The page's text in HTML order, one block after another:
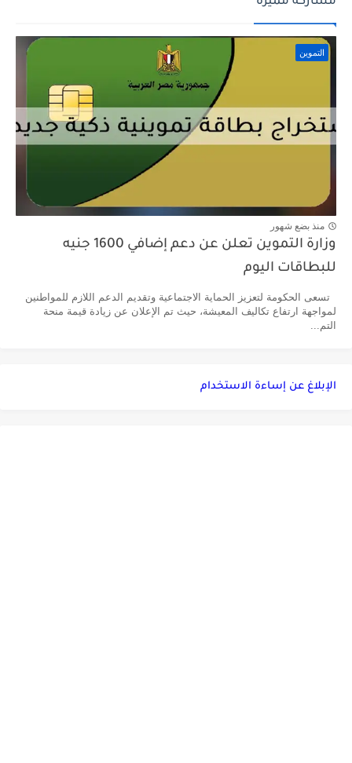
التموين
منذ بضع شهور
وزارة التموين تعلن عن دعم إضافي 1600 جنيه
للبطاقات اليوم
تسعى الحكومة لتعزيز الحماية الاجتماعية وتقديم الدعم اللازم للمواطنين
لمواجهة ارتفاع تكاليف المعيشة، حيث تم الإعلان عن زيادة قيمة منحة
التم...
الإبلاغ عن إساءة الاستخدام